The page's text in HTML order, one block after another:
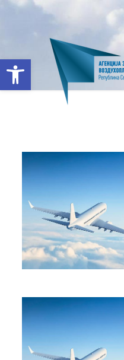
Open toolbar